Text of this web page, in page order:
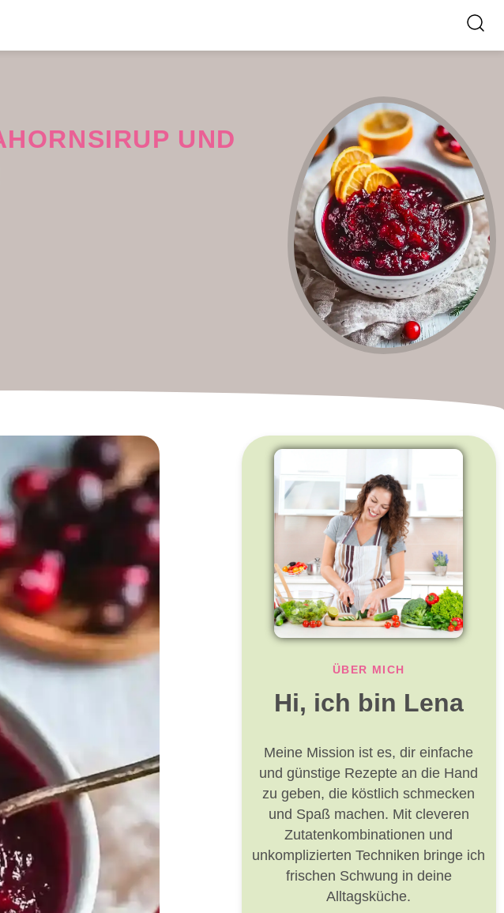
ÜBER MICH
Hi, ich bin Lena
Meine Mission ist es, dir einfache
und günstige Rezepte an die Hand
zu geben, die köstlich schmecken
und Spaß machen. Mit cleveren
Zutatenkombinationen und
unkomplizierten Techniken bringe ich
frischen Schwung in deine
Alltagsküche.